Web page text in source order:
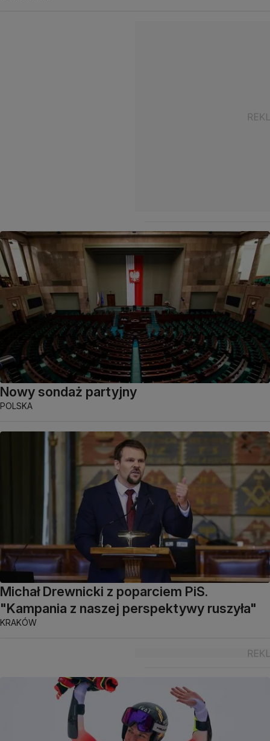
Nowy sondaż partyjny
POLSKA
Michał Drewnicki z poparciem PiS.
"Kampania z naszej perspektywy ruszyła"
KRAKÓW